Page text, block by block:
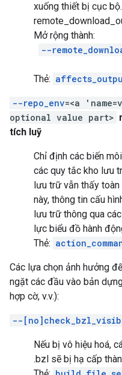
xuống thiết bị cục
Mở rộng thành:
--
Thẻ:
--repo_env=<a
optional value part>
tích luỹ
Chỉ định các biến
các quy tắc kho lưu
lưu trữ vẫn thấy
này, thông tin cấu
lưu trữ thông qua
lực biểu đồ hành
Thẻ:
Các lựa chọn ảnh hưởng
ngặt các đầu vào bản
hợp cờ, v.v.):
--
Nếu bị vô hiệu hoá,
.bzl sẽ bị hạ cấp